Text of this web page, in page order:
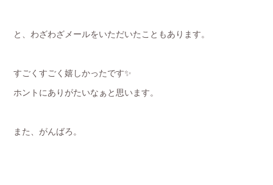
と、わざわざメールをいただいたこともあります。
すごくすごく嬉しかったです✨
ホントにありがたいなぁと思います。
また、がんばろ。